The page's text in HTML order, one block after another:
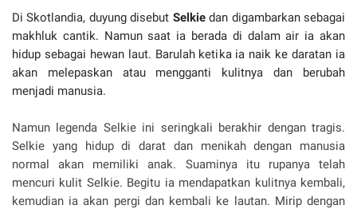
Di Skotlandia, duyung disebut Selkiedan digambarkan sebagai
makhluk cantik. Namun saat ia berada di dalam air ia akan
hidup sebagai hewan laut. Barulah ketika ia naik ke daratan ia
akan melepaskan atau mengganti kulitnya dan berubah
menjadi manusia.
Namun legenda Selkie ini seringkali berakhir dengan tragis.
Selkie yang hidup di darat dan menikah dengan manusia
normal akan memiliki anak. Suaminya itu rupanya telah
mencuri kulit Selkie. Begitu ia mendapatkan kulitnya kembali,
kemudian ia akan pergi dan kembali ke lautan. Mirip dengan